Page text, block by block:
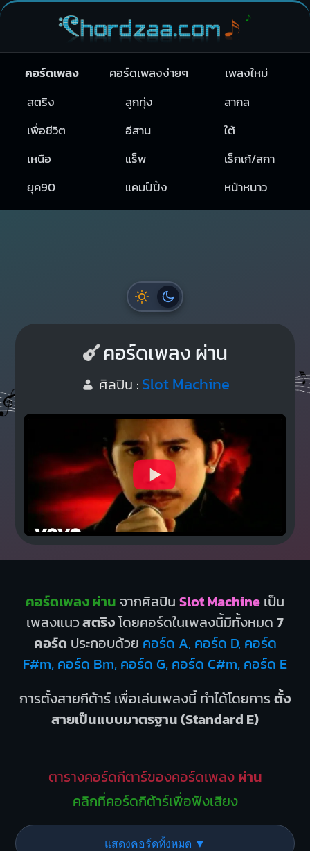
คอร์ดเพลง คอร์ดเพลงง่ายๆ
เพลงใหม่
สตริง
ลูกทุ่ง
สากล
เพื่อชีวิต
อีสาน
ใต้
เหนือ
แร็พ
เร็กเก้/สกา
ยุค90
แคมป์ปิ้ง หน้าหนาว
คอร์ดเพลง ผ่าน
ศิลปิน : Slot Machine
คอร์ดเพลง ผ่าน จากศิลปิน Slot Machine เป็น
เพลงแนวสตริงโดยคอร์ดในเพลงนี้มีทั้งหมด 7
คอร์ด ประกอบด้วย คอร์ด A, คอร์ด D, คอร์ด
F#m, คอร์ด Bm, คอร์ด G, คอร์ด C#m, คอร์ด E
การตั้งสายกีต้าร์ เพื่อเล่นเพลงนี้ ทำได้โดยการตั้ง
สายเป็นแบบมาตรฐาน (Standard E)
ตารางคอร์ดกีตาร์ของคอร์ดเพลง ผ่าน
คลิกที่คอร์ดกีต้าร์เพื่อฟังเสียง
แสดงคอร์ดทั้งหมด ▼